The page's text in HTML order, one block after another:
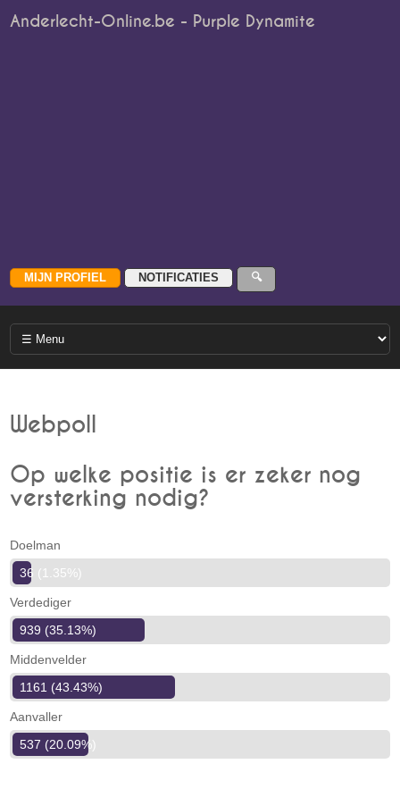
Anderlecht-Online.be - Purple Dynamite
Webpoll
Op welke positie is er zeker nog
versterking nodig?
Doelman
36 (1.35%)
Verdediger
939 (35.13%)
Middenvelder
1161 (43.43%)
Aanvaller
537 (20.09%)